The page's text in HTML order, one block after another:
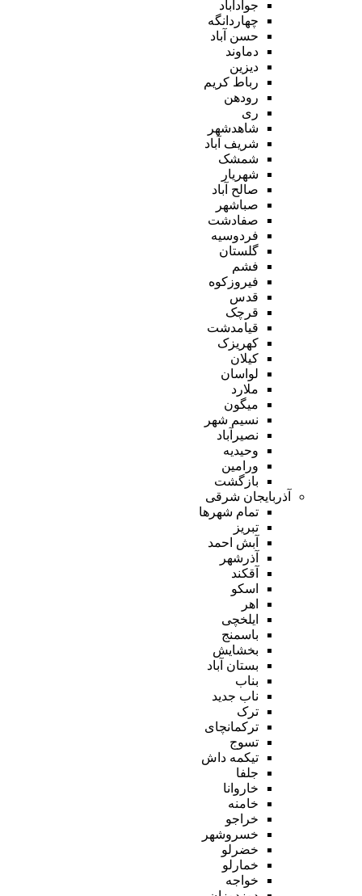
جوادآباد
چهاردانگه
حسن آباد
دماوند
دیزین
رباط کریم
رودهن
ری
شاهدشهر
شریف آباد
شمشک
شهریار
صالح آباد
صباشهر
صفادشت
فردوسیه
گلستان
فشم
فیروزکوه
قدس
قرچک
قیامدشت
کهریزک
کیلان
لواسان
ملارد
میگون
نسیم شهر
نصیرآباد
وحیدیه
ورامین
بازگشت
آذربایجان شرقی
تمام شهر‌ها
تبریز
آبش احمد
آذرشهر
آقکند
اسکو
اهر
ایلخچی
باسمنج
بخشایش
بستان آباد
بناب
ناب جدید
ترک
ترکمانچای
تسوج
تیکمه داش
جلفا
خاروانا
خامنه
خراجو
خسروشهر
خضرلو
خمارلو
خواجه